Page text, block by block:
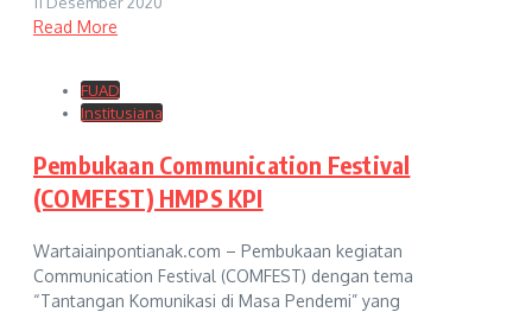
Read More
FUAD
Institusiana
Pembukaan Communication Festival
(COMFEST) HMPS KPI
Wartaiainpontianak.com – Pembukaan kegiatan
Communication Festival (COMFEST) dengan tema
“Tantangan Komunikasi di Masa Pendemi” yang